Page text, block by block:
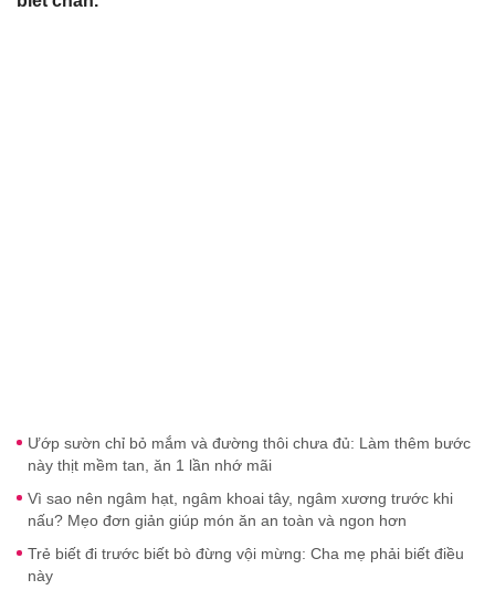
Ướp sườn chỉ bỏ mắm và đường thôi chưa đủ: Làm thêm bước
này thịt mềm tan, ăn 1 lần nhớ mãi
Vì sao nên ngâm hạt, ngâm khoai tây, ngâm xương trước khi
nấu? Mẹo đơn giản giúp món ăn an toàn và ngon hơn
Trẻ biết đi trước biết bò đừng vội mừng: Cha mẹ phải biết điều
này